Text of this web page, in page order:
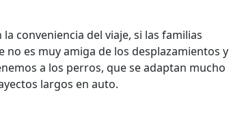
conveniencia del viaje, si las familias
no es muy amiga de los desplazamientos y
a los perros, que se adaptan mucho
largos en auto.